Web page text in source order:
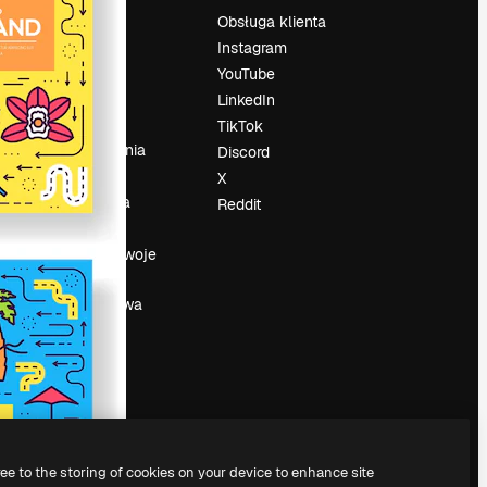
Cennik
O nas
Reviews
Kariera
Trendy
wyszukiwania
Blog
Wydarzenia
Sprzedaj swoje
treści
Sala prasowa
Szukasz
magnific.ai
Obsługa klienta
Instagram
YouTube
LinkedIn
TikTok
Discord
X
Reddit
to the storing of cookies on your device to enhance site